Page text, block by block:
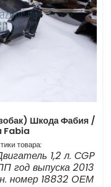
Шкода Фабия /
Fabia
товара:
1,2 л. СGP
год выпуска 2013
номер 18832 ОЕМ